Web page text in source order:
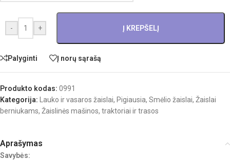
- + Į KREPŠELĮ
Palyginti Į norų sąrašą
Produkto kodas: 0991
Kategorija:
Lauko ir vasaros žaislai, Pigiausia, Smėlio žaislai, Žaislai
berniukams, Žaislinės mašinos, traktoriai ir trasos
Aprašymas
Savybės: